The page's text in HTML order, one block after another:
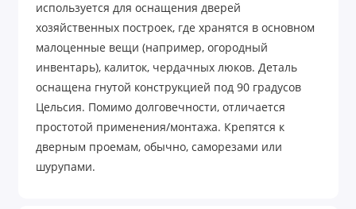
используется для оснащения дверей
хозяйственных построек, где хранятся в основном
малоценные вещи (например, огородный
инвентарь), калиток, чердачных люков. Деталь
оснащена гнутой конструкцией под 90 градусов
Цельсия. Помимо долговечности, отличается
простотой применения/монтажа. Крепятся к
дверным проемам, обычно, саморезами или
шурупами.